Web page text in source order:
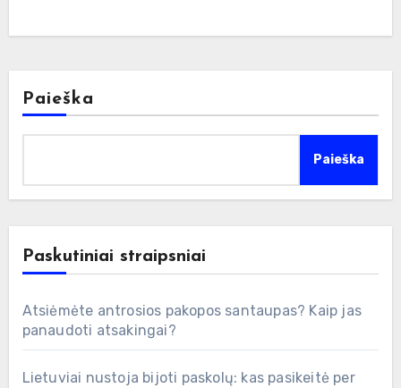
Paieška
Paieška
Paskutiniai straipsniai
Atsiėmėte antrosios pakopos santaupas? Kaip jas
panaudoti atsakingai?
Lietuviai nustoja bijoti paskolų: kas pasikeitė per